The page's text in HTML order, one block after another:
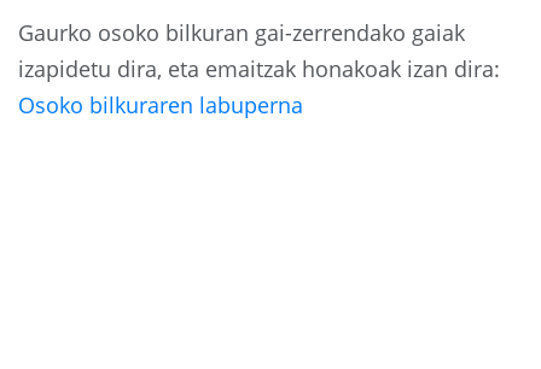
Gaurko osoko bilkuran gai-zerrendako gaiak
izapidetu dira, eta emaitzak honakoak izan dira:
Osoko bilkuraren labuperna